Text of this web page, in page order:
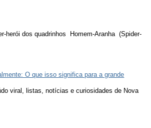
herói dos quadrinhos Homem-Aranha (Spider-
O que isso significa para a grande
viral, listas, notícias e curiosidades de Nova